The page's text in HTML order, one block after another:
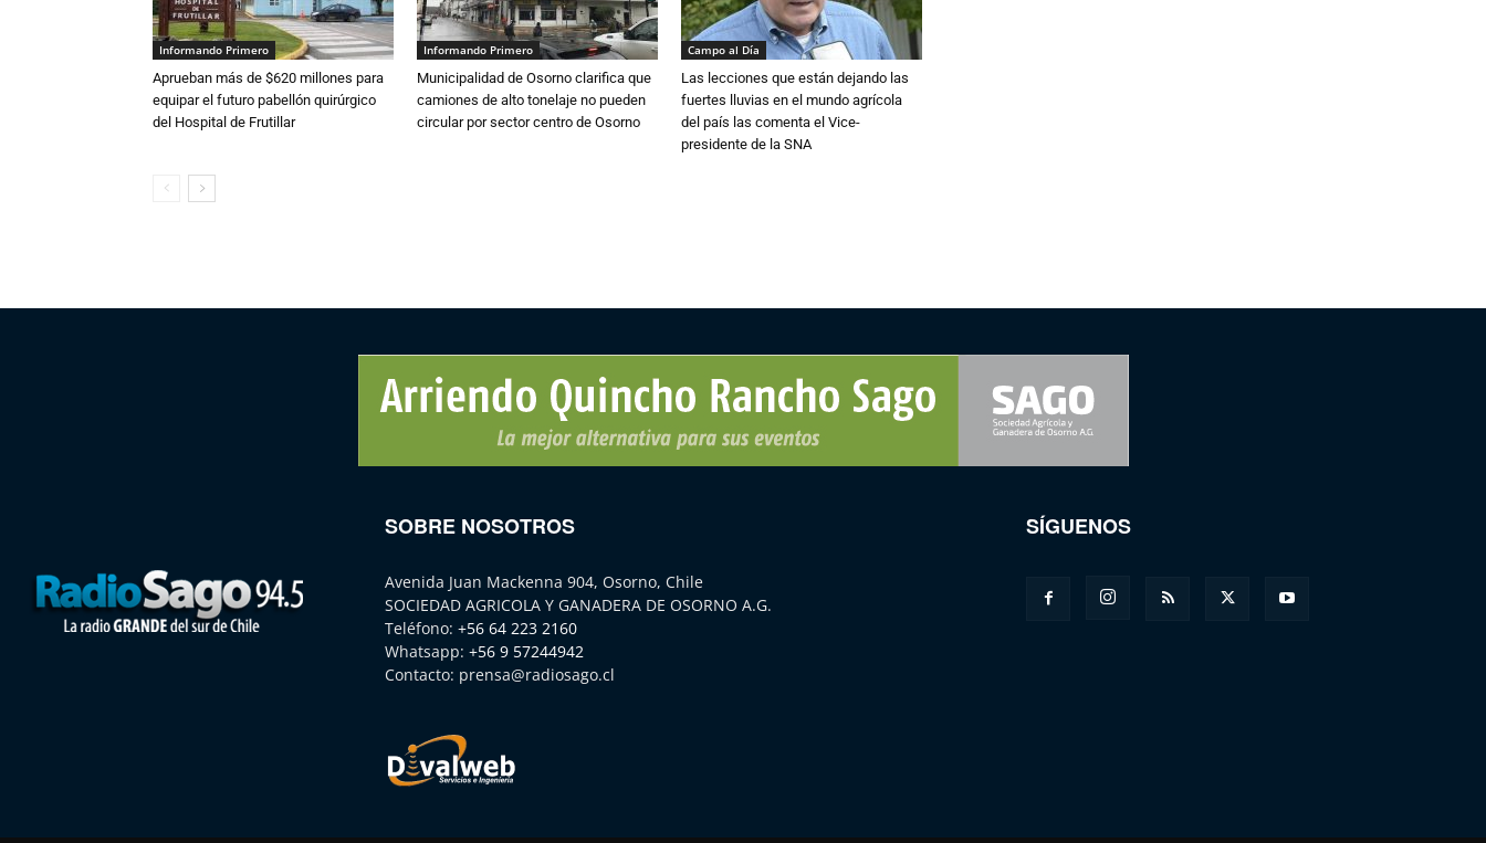
Informando Primero
Aprueban más de $620 millones para
equipar el futuro pabellón quirúrgico
del Hospital de Frutillar
Informando Primero
Municipalidad de Osorno clarifica que
camiones de alto tonelaje no pueden
circular por sector centro de Osorno
Campo al Día
Las lecciones que están dejando las
fuertes lluvias en el mundo agrícola
del país las comenta el Vice-
presidente de la SNA
SOBRE NOSOTROS
Avenida Juan Mackenna 904, Osorno, Chile
SOCIEDAD AGRICOLA Y GANADERA DE OSORNO A.G.
Teléfono: +56 64 223 2160
Whatsapp: +56 9 57244942
Contacto: prensa@radiosago.cl
SÍGUENOS